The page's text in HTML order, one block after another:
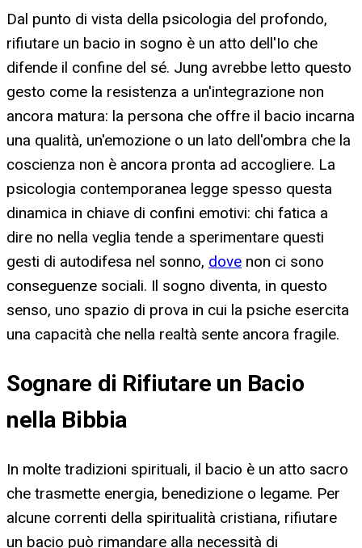
Dal punto di vista della psicologia del profondo,
rifiutare un bacio in sogno è un atto dell'Io che
difende il confine del sé. Jung avrebbe letto questo
gesto come la resistenza a un'integrazione non
ancora matura: la persona che offre il bacio incarna
una qualità, un'emozione o un lato dell'ombra che la
coscienza non è ancora pronta ad accogliere. La
psicologia contemporanea legge spesso questa
dinamica in chiave di confini emotivi: chi fatica a
dire no nella veglia tende a sperimentare questi
gesti di autodifesa nel sonno, dove non ci sono
conseguenze sociali. Il sogno diventa, in questo
senso, uno spazio di prova in cui la psiche esercita
una capacità che nella realtà sente ancora fragile.
Sognare di Rifiutare un Bacio
nella Bibbia
In molte tradizioni spirituali, il bacio è un atto sacro
che trasmette energia, benedizione o legame. Per
alcune correnti della spiritualità cristiana, rifiutare
un bacio può rimandare alla necessità di